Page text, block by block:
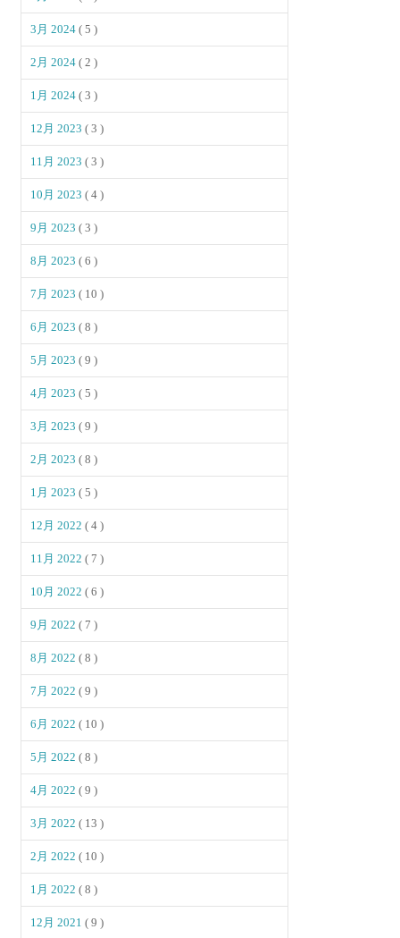
3月 2024( 5 )
2月 2024( 2 )
1月 2024( 3 )
12月 2023( 3 )
11月 2023( 3 )
10月 2023( 4 )
9月 2023( 3 )
8月 2023( 6 )
7月 2023( 10 )
6月 2023( 8 )
5月 2023( 9 )
4月 2023( 5 )
3月 2023( 9 )
2月 2023( 8 )
1月 2023( 5 )
12月 2022( 4 )
11月 2022( 7 )
10月 2022( 6 )
9月 2022( 7 )
8月 2022( 8 )
7月 2022( 9 )
6月 2022( 10 )
5月 2022( 8 )
4月 2022( 9 )
3月 2022( 13 )
2月 2022( 10 )
1月 2022( 8 )
12月 2021( 9 )